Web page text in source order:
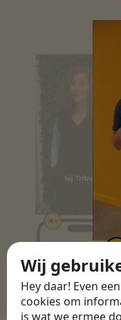
Wij
Hey daar! Even
cookies om
is wat we ermee